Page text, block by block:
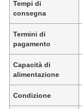
Tempi di
consegna
Termini di
pagamento
Capacità di
alimentazione
Condizione